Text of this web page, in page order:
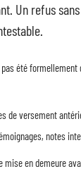
Un refus
pas été
de versement
notes
mise en demeure